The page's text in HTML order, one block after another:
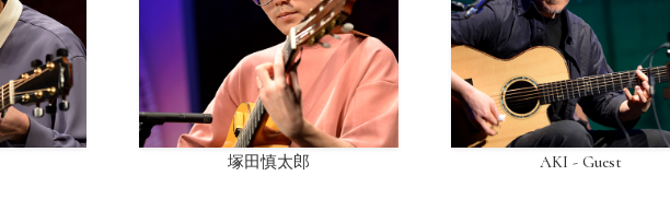
塚田慎太郎 AKI - Guest